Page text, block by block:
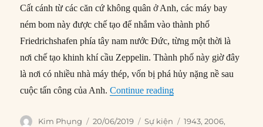
Cất cánh từ các căn cứ không quân ở Anh, các máy bay
ném bom này được chế tạo để nhắm vào thành phố
Friedrichshafen phía tây nam nước Đức, từng một thời là
nơi chế tạo khinh khí cầu Zeppelin. Thành phố này giờ đây
là nơi có nhiều nhà máy thép, vốn bị phá hủy nặng nề sau
cuộc tấn công của Anh.Continue reading“20/06/1943: Anh phát
Author
Kim Phụng
Posted
20/06/2019 Categories
Sự kiện Tags
1943,2006,